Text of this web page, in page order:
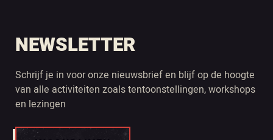
NEWSLETTER
Schrijf je in voor onze nieuwsbrief en blijf op de hoogte
van alle activiteiten zoals tentoonstellingen, workshops
en lezingen